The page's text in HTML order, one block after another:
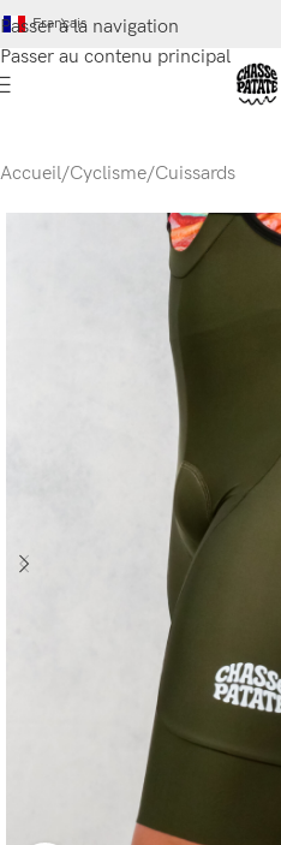
Passer à la navigation
Passer au contenu principal
Français
Accueil/Cyclisme/Cuissards